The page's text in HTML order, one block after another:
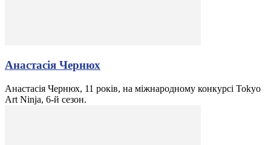
Анастасія Чернюх
Анастасія Чернюх, 11 років, на міжнародному конкурсі Tokyo
Art Ninja, 6-й сезон.